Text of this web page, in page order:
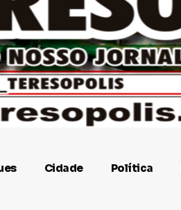
Cidade Política